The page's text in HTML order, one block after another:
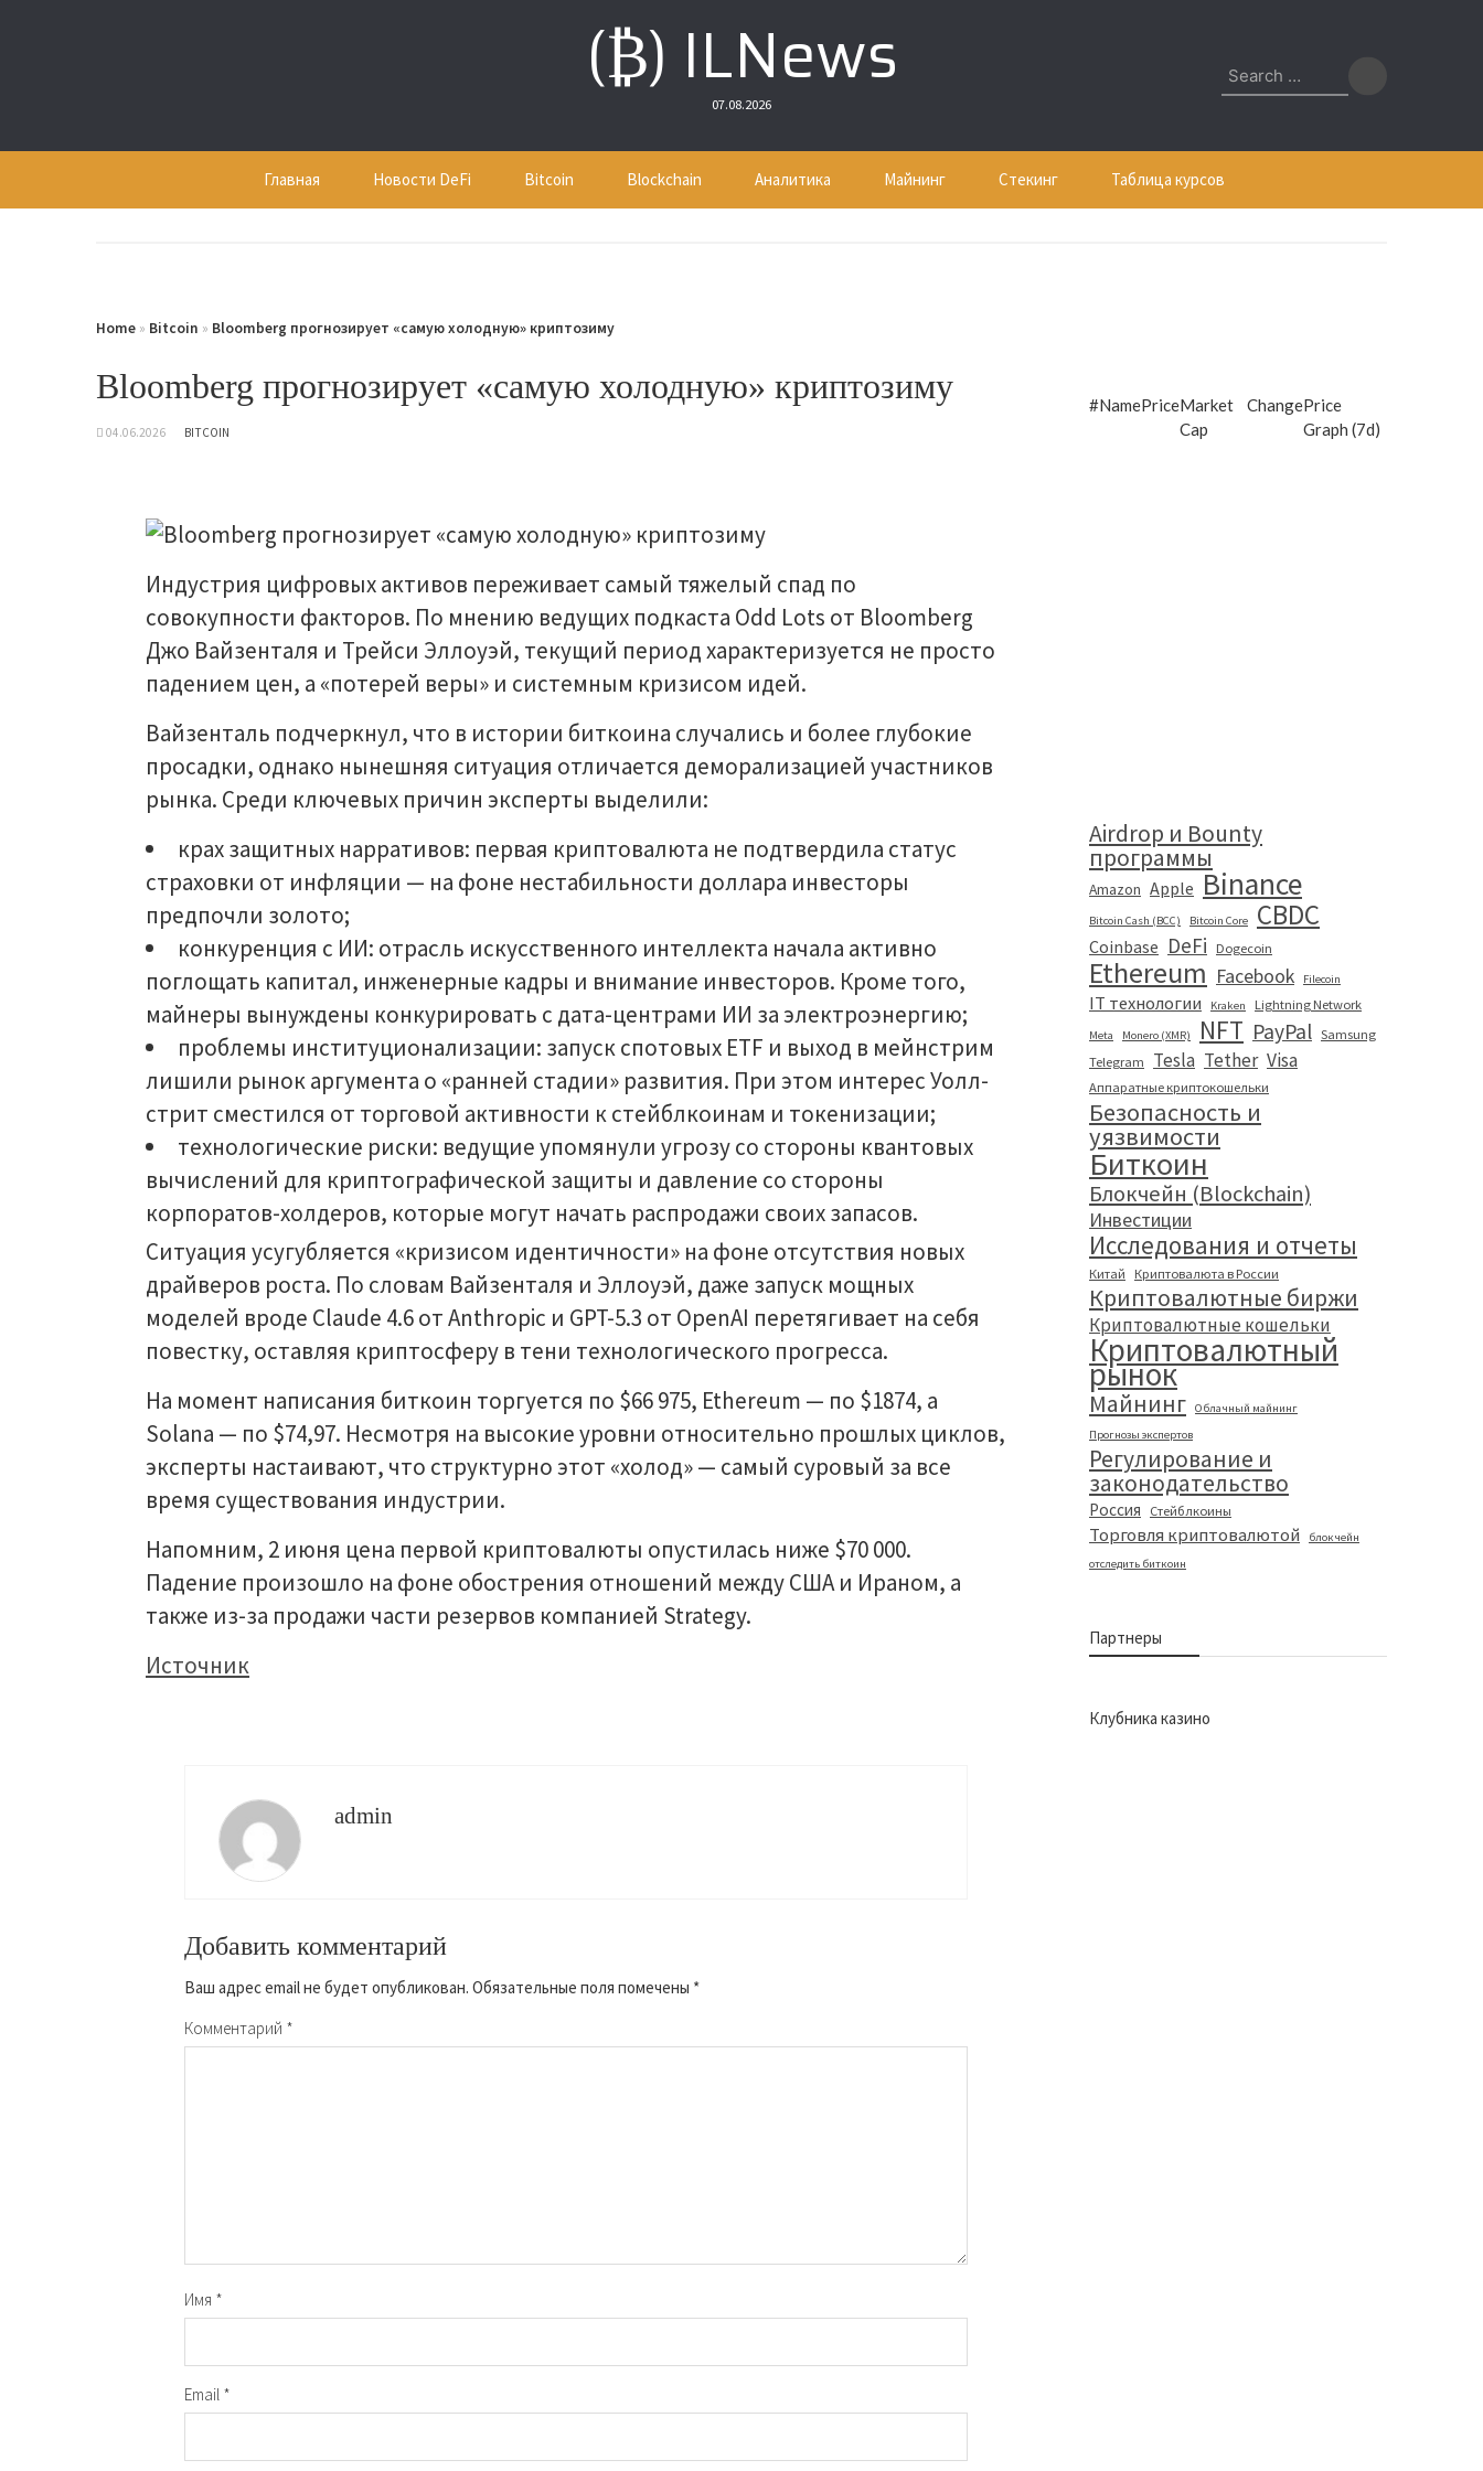
(₿) ILNews
07.08.2026
Search
for:
Главная Новости DeFi Bitcoin Blockchain Аналитика Майнинг Стекинг Таблица курсов
Home » Bitcoin » Bloomberg прогнозирует «самую холодную» криптозиму
Bloomberg прогнозирует «самую холодную» криптозиму
04.06.2026 BITCOIN
Индустрия цифровых активов переживает самый тяжелый спад по
совокупности факторов. По мнению ведущих подкаста Odd Lots от Bloomberg
Джо Вайзенталя и Трейси Эллоуэй, текущий период характеризуется не просто
падением цен, а «потерей веры» и системным кризисом идей.
Вайзенталь подчеркнул, что в истории биткоина случались и более глубокие
просадки, однако нынешняя ситуация отличается деморализацией участников
рынка. Среди ключевых причин эксперты выделили:
крах защитных нарративов: первая криптовалюта не подтвердила статус
страховки от инфляции — на фоне нестабильности доллара инвесторы
предпочли золото;
конкуренция с ИИ: отрасль искусственного интеллекта начала активно
поглощать капитал, инженерные кадры и внимание инвесторов. Кроме того,
майнеры вынуждены конкурировать с дата-центрами ИИ за электроэнергию;
проблемы институционализации: запуск спотовых ETF и выход в мейнстрим
лишили рынок аргумента о «ранней стадии» развития. При этом интерес Уолл-
стрит сместился от торговой активности к стейблкоинам и токенизации;
технологические риски: ведущие упомянули угрозу со стороны квантовых
вычислений для криптографической защиты и давление со стороны
корпоратов-холдеров, которые могут начать распродажи своих запасов.
Ситуация усугубляется «кризисом идентичности» на фоне отсутствия новых
драйверов роста. По словам Вайзенталя и Эллоуэй, даже запуск мощных
моделей вроде Claude 4.6 от Anthropic и GPT-5.3 от OpenAI перетягивает на себя
повестку, оставляя криптосферу в тени технологического прогресса.
На момент написания биткоин торгуется по $66 975, Ethereum — по $1874, а
Solana — по $74,97. Несмотря на высокие уровни относительно прошлых циклов,
эксперты настаивают, что структурно этот «холод» — самый суровый за все
время существования индустрии.
Напомним, 2 июня цена первой криптовалюты опустилась ниже $70 000.
Падение произошло на фоне обострения отношений между США и Ираном, а
также из-за продажи части резервов компанией Strategy.
Источник
admin
Добавить комментарий
Ваш адрес email не будет опубликован. Обязательные поля помечены *
Комментарий *
Имя *
Email *
#NamePriceMarket
Cap
ChangePrice
Graph (7d)
Airdrop и Bounty
программы
Amazon Apple Binance
Bitcoin Cash (BCC) Bitcoin Core CBDC
Coinbase DeFi Dogecoin
Ethereum Facebook Filecoin
IT технологии Kraken Lightning Network
Meta Monero (XMR) NFT PayPal Samsung
Telegram
Tesla Tether Visa
Аппаратные криптокошельки
Безопасность и
уязвимости
Биткоин
Блокчейн (Blockchain)
Инвестиции
Исследования и отчеты
Китай Криптовалюта в России
Криптовалютные биржи
Криптовалютные кошельки
Криптовалютный
рынок
Майнинг
Облачный майнинг
Прогнозы экспертов
Регулирование и
законодательство
Россия Стейблкоины
Торговля криптовалютой
блокчейн
отследить биткоин
Партнеры
Клубника казино